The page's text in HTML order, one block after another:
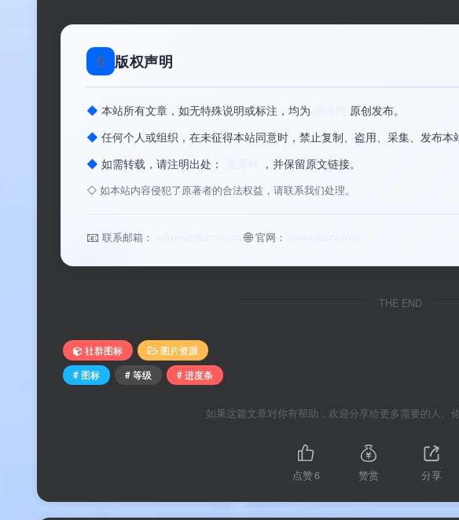
Q3：这套素材适合用在哪些地方？
A：适用于会员体系、用户成长系统、游戏等级、技能评估、忠诚度
从阶梯式递进到环形进度，从游戏化经验条到里程碑式节点，进度条等
多种数字产品场景，开箱即用。
📄 版权声明
◆ 本站所有文章，如无特殊说明或标注，均为
原创发布。
◆ 任何个人或组织，在未征得本站同意时，禁止复制、盗用、采集、发布本
◆ 如需转载，请注明出处： ，并保留原文链接。
◇ 如本站内容侵犯了原著者的合法权益，请联系我们处理。
📧 联系邮箱： admin@dzcrv.com🌐官网：
THE END
社群图标
图片资源
# 图标
# 等级 # 进度条
如果这篇文章对你有帮助，欢迎分享给更多需要的人。
点赞6 赞赏 分享